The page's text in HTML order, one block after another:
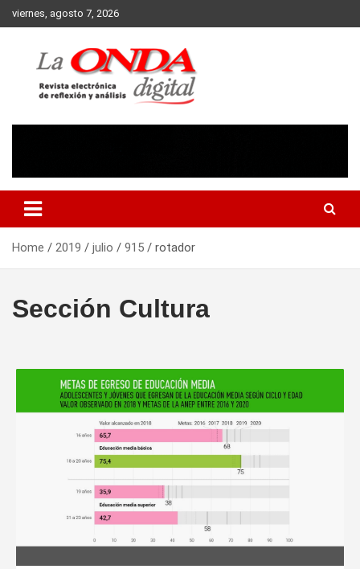
Skip
to
viernes, agosto 7, 2026
Home 2019 julio 915 rotador